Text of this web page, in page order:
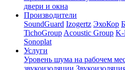
двери и окна
Производители
SoundGuard Izogertz ЭхоКор
TichoGroup Acoustic Group K-
Sonoplat
Услуги
Уровень шума на рабочем
звукоизоляции